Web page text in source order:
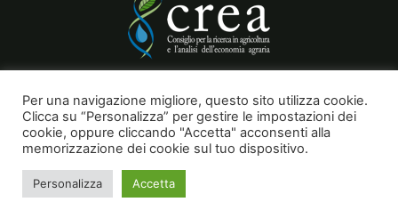
COOKIE POLICY
NOTE LEGALI
PRIVACY POLICY
Per una navigazione migliore, questo sito utilizza cookie.
Clicca su “Personalizza” per gestire le impostazioni dei
cookie, oppure cliccando "Accetta" acconsenti alla
memorizzazione dei cookie sul tuo dispositivo.
Personalizza Accetta